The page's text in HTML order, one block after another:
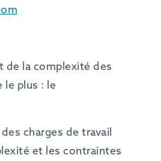
de la complexité des
le plus : le
charges de travail
et les contraintes